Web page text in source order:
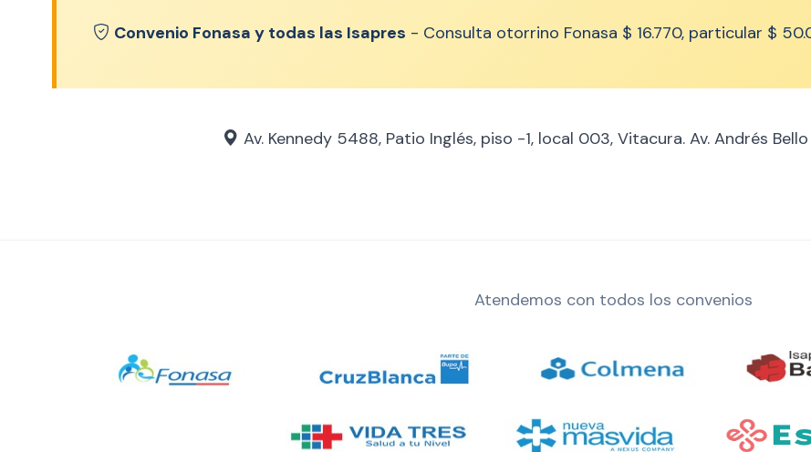
Convenio Fonasa y todas las Isapres - Consulta otorrino Fonasa $ 16.770, particular $
Av. Kennedy 5488, Patio Inglés, piso -1, local 003, Vitacura. Av. Andrés
Atendemos con todos los convenios